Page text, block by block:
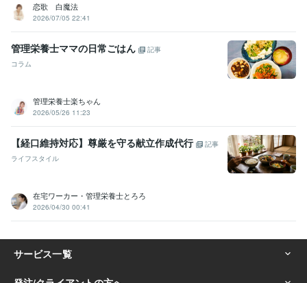
恋歌 白魔法
2026/07/05 22:41
管理栄養士ママの日常ごはん
記事
コラム
管理栄養士楽ちゃん
2026/05/26 11:23
【経口維持対応】尊厳を守る献立作成代行
記事
ライフスタイル
在宅ワーカー・管理栄養士とろろ
2026/04/30 00:41